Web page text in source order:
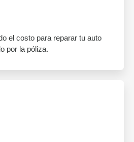
el costo para reparar tu auto
por la póliza.